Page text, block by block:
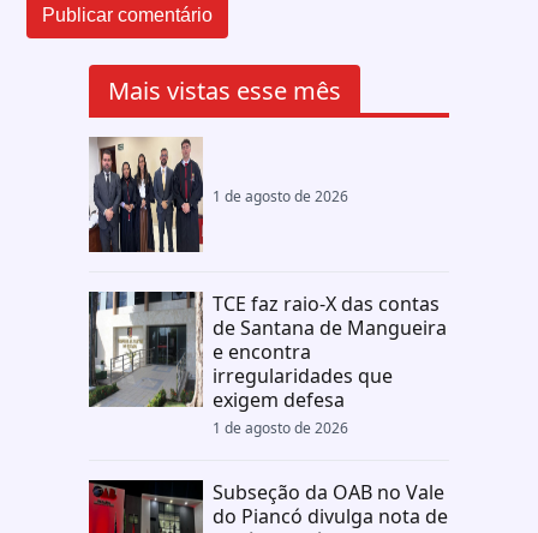
Mais vistas esse mês
1 de agosto de 2026
TCE faz raio-X das contas
de Santana de Mangueira
e encontra
irregularidades que
exigem defesa
1 de agosto de 2026
Subseção da OAB no Vale
do Piancó divulga nota de